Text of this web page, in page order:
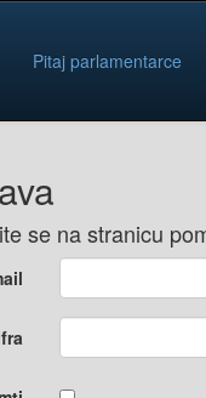
Pitaj parlamentarce
se na stranicu